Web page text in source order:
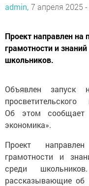
admin, 7 апреля 2025
Проект направлен
грамотности и
школьников.
Объявлен запуск
Об этом сообщает
экономика».
Проект
грамотности и
среди
рассказывающие об